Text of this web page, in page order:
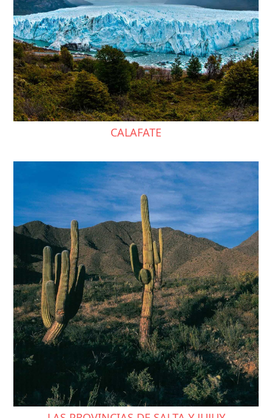
CALAFATE